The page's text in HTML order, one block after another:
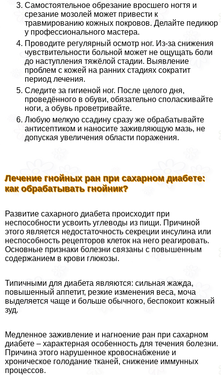
Самостоятельное обрезание вросшего ногтя и
срезание мозолей может привести к
травмированию кожных покровов. Делайте педикюр
у профессионального мастера.
Проводите регулярный осмотр ног. Из-за снижения
чувствительности больной может не ощущать боли
до наступления тяжёлой стадии. Выявление
проблем с кожей на ранних стадиях сократит
период лечения.
Следите за гигиеной ног. После целого дня,
проведённого в обуви, обязательно споласкивайте
ноги, а обувь проветривайте.
Любую мелкую ссадину сразу же обpaбатывайте
антисептиком и наносите заживляющую мазь, не
допуская увеличения области поражения.
Лечение гнойных ран при сахарном диабете:
как обpaбатывать гнойник?
Развитие сахарного диабета происходит при
неспособности усвоить углеводы из пищи. Причиной
этого является недостаточность секреции инсулина или
неспособность рецепторов клеток на него реагировать.
Основные признаки болезни связаны с повышенным
содержанием в крови глюкозы.
Типичными для диабета являются: сильная жажда,
повышенный аппетит, резкие изменения веса, моча
выделяется чаще и больше обычного, беспокоит кожный
зуд.
Медленное заживление и нагноение ран при сахарном
диабете – хаpaктерная особенность для течения болезни.
Причина этого нарушенное кровоснабжение и
хроническое голодание тканей, снижение иммунных
процессов.